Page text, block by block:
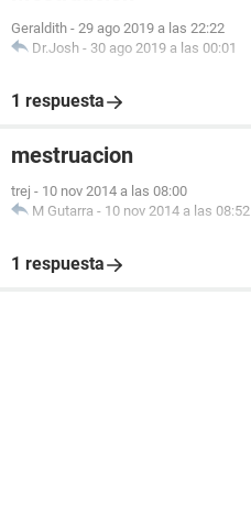
Geraldith - 29 ago 2019 a las 22:22
Dr.Josh - 30 ago 2019 a las 00:01
1 respuesta
mestruacion
trej - 10 nov 2014 a las 08:00
M Gutarra - 10 nov 2014 a las 08:52
1 respuesta